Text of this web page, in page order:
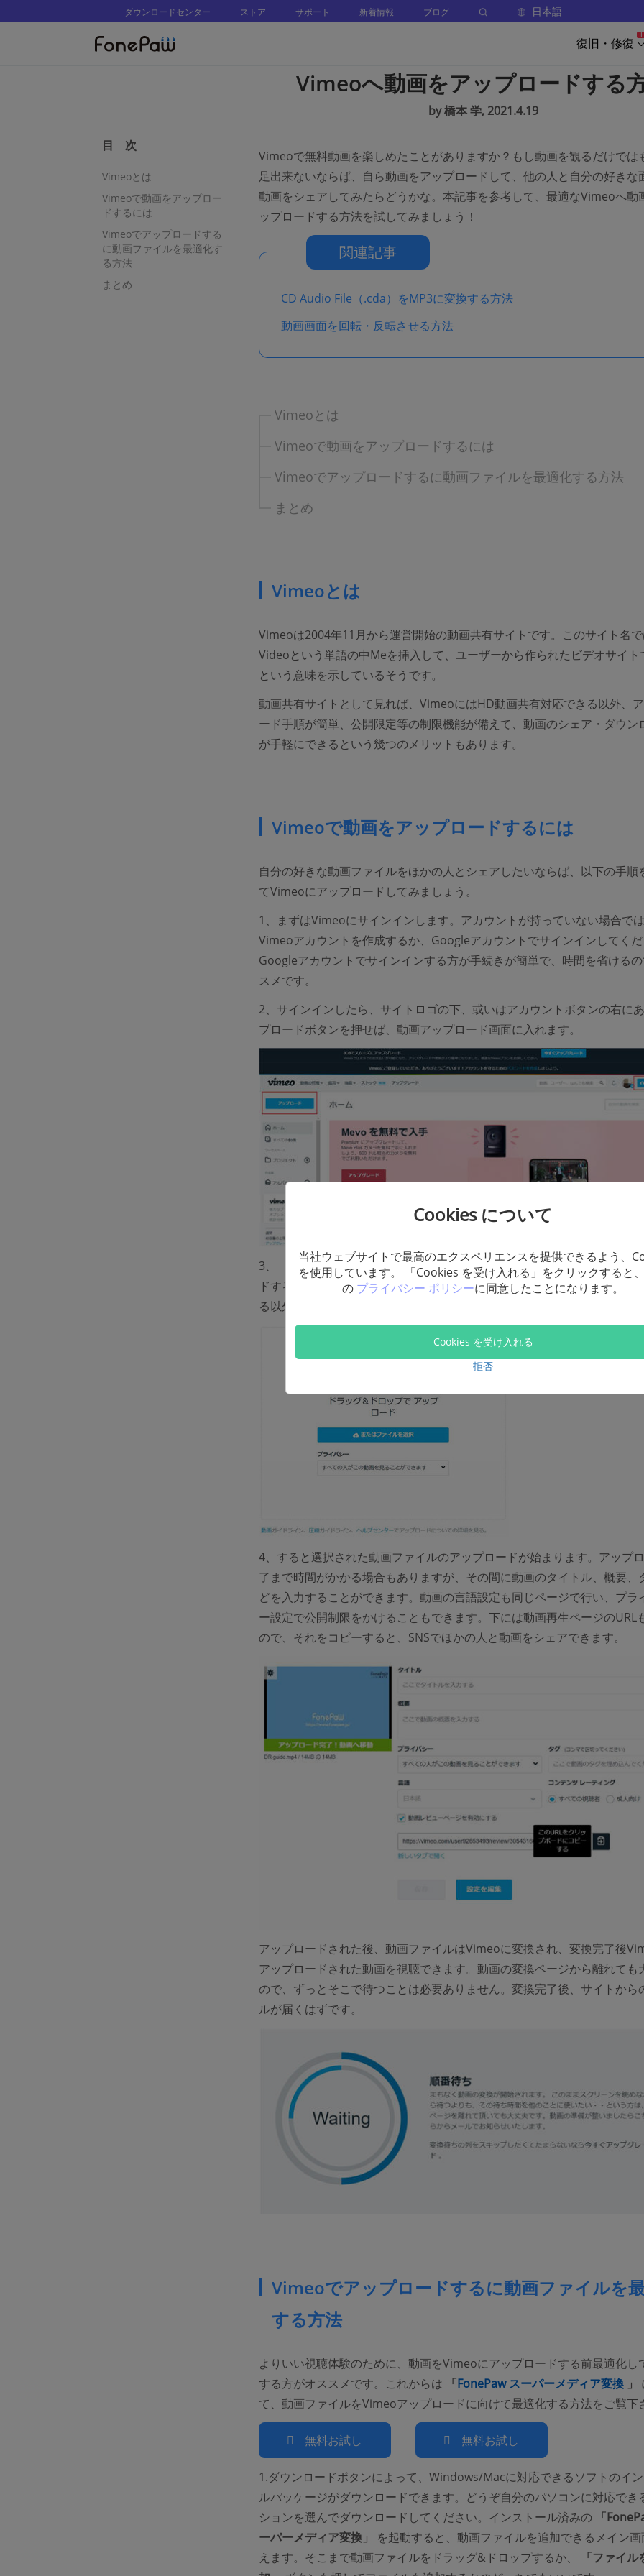
ダウンロードセンター ストア サポート 新着情報 ブログ 日本語
復旧・修復
Vimeoへ動画をアップロードする
by 橋本 学, 2021.4.19
目 次
Vimeoとは
Vimeoで動画をアップロー
ドするには
Vimeoでアップロードする
に動画ファイルを最適化す
る方法
まとめ
Vimeoで無料動画を楽しめたことがありますか？もし動画を観るだけでは
足出来ないならば、自ら動画をアップロードして、他の人と自分の好きな
動画をシェアしてみたらどうかな。本記事を参考して、最適なVimeoへ動
ップロードする方法を試してみましょう！
関連記事
CD Audio File（.cda）をMP3に変換する方法
動画画面を回転・反転させる方法
Vimeoとは
Vimeoで動画をアップロードするには
Vimeoでアップロードするに動画ファイルを最適化する方法
まとめ
Vimeoとは
Vimeoは2004年11月から運営開始の動画共有サイトです。このサイト名
Videoという単語の中Meを挿入して、ユーザーから作られたビデオサイト
という意味を示しているそうです。
動画共有サイトとして見れば、VimeoにはHD動画共有対応できる以外、
ード手順が簡単、公開限定等の制限機能が備えて、動画のシェア・ダウン
が手軽にできるという幾つのメリットもあります。
Vimeoで動画をアップロードするには
自分の好きな動画ファイルをほかの人とシェアしたいならば、以下の手順
てVimeoにアップロードしてみましょう。
1、まずはVimeoにサインインします。アカウントが持っていない場合で
Vimeoアカウントを作成するか、Googleアカウントでサインインしてく
Googleアカウントでサインインする方が手続きが簡単で、時間を省ける
スメです。
2、サインインしたら、サイトロゴの下、或いはアカウントボタンの右に
プロードボタンを押せば、動画アップロード画面に入れます。
3、 「アップロード」 ボタンを押したあと、動画ファイルを選択してアッ
ドする画面に入ります。ここでドラッグ&ドロップでファイルをアップロ
る以外、
4、すると選択された動画ファイルのアップロードが始まります。アップ
了まで時間がかかる場合もありますが、その間に動画のタイトル、概要、
どを入力することができます。動画の言語設定も同じページで行い、プラ
ー設定で公開制限をかけることもできます。下には動画再生ページのURL
ので、それをコピーすると、SNSでほかの人と動画をシェアできます。
アップロードされた後、動画ファイルはVimeoに変換され、変換完了後
アップロードされた動画を視聴できます。動画の変換ページから離れても
ので、ずっとそこで待つことは必要ありません。変換完了後、サイトから
ルが届くはずです。
Vimeoでアップロードするに動画ファイルを
する方法
よりいい視聴体験のために、動画をVimeoにアップロードする前最適化し
する方がオススメです。これからは
「FonePaw スーパーメディア変換 」
て、動画ファイルをVimeoアップロードに向けて最適化する方法をご覧下
無料お試し 無料お試し
1.ダウンロードボタンによって、Windows/Macに対応できるソフトのイ
ルパッケージがダウンロードできます。どうぞ自分のパソコンに対応でき
ションを選んでダウンロードしてください。インストール済みの
「
ーパーメディア変換」
を起動すると、動画ファイルを追加できるメイン
えます。そこまで動画ファイルをドラッグ&ドロップするか、
「ファイル
Cookies について
当社ウェブサイトで最高のエクスペリエンスを提供できるよう、
を使用しています。 「Cookies を受け入れる」をクリックすると
の プライバシー ポリシーに同意したことになります。
Cookies を受け入れる
拒否